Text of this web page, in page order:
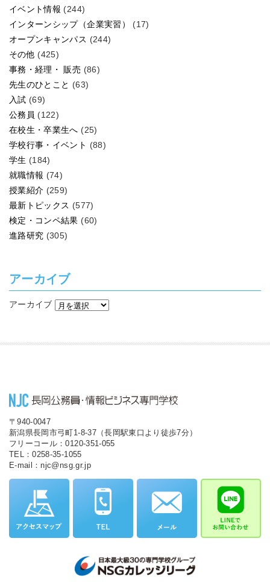
イベント情報 (244)
インターンシップ（企業実習）
(17)
オープンキャンパス (244)
その他 (425)
事務・経理・ 販売 (86)
先生のひとこと (63)
入試 (69)
公務員 (122)
在校生・卒業生へ (25)
学校行事・イベント (88)
学生 (184)
就職情報 (74)
授業紹介 (259)
最新トピックス (577)
検定・コンペ結果 (60)
進路研究 (305)
アーカイブ
アーカイブ
〒940-0047
新潟県長岡市弓町1-8-37（長岡駅東口より徒歩7分）
フリーコール：0120-351-055
TEL：0258-35-1055
E-mail：njc@nsg.gr.jp